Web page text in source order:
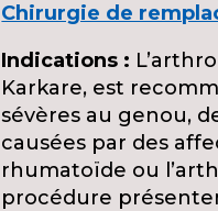
Chirurgie de
Indications :
Karkare, est
sévères au genou,
causées par des
rhumatoïde ou
procédure